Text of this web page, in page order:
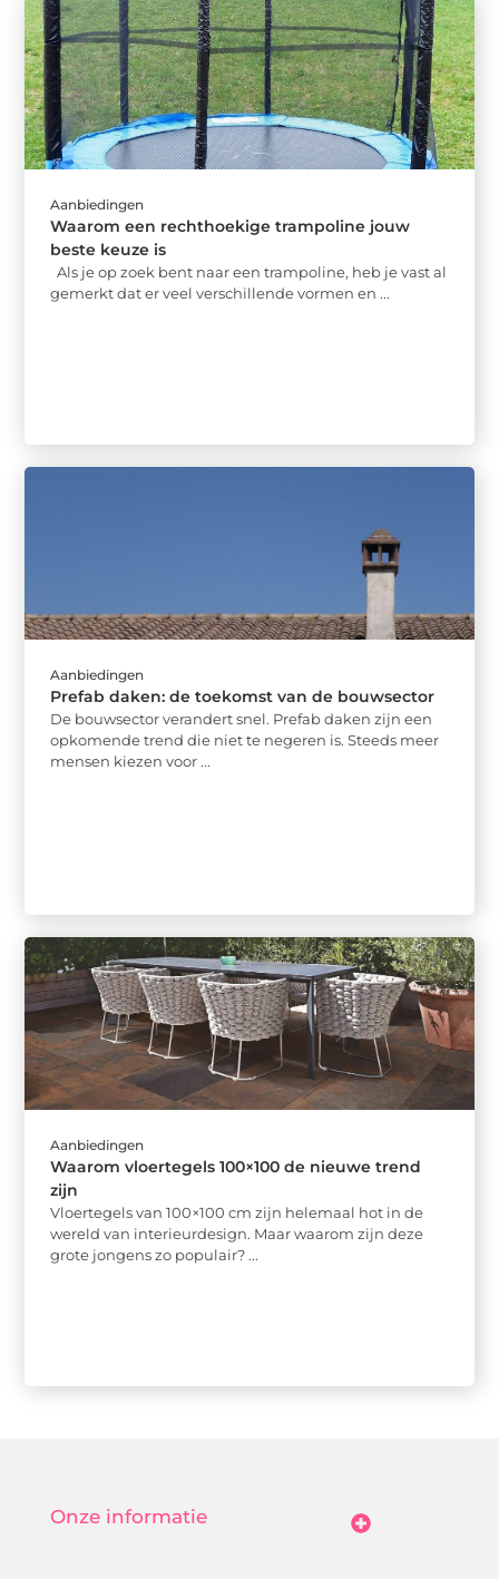
Aanbiedingen
Waarom een rechthoekige trampoline jouw
beste keuze is
Als je op zoek bent naar een trampoline, heb je vast al
gemerkt dat er veel verschillende vormen en ...
Aanbiedingen
Prefab daken: de toekomst van de bouwsector
De bouwsector verandert snel. Prefab daken zijn een
opkomende trend die niet te negeren is. Steeds meer
mensen kiezen voor ...
Aanbiedingen
Waarom vloertegels 100×100 de nieuwe trend
zijn
Vloertegels van 100×100 cm zijn helemaal hot in de
wereld van interieurdesign. Maar waarom zijn deze
grote jongens zo populair? ...
Onze informatie